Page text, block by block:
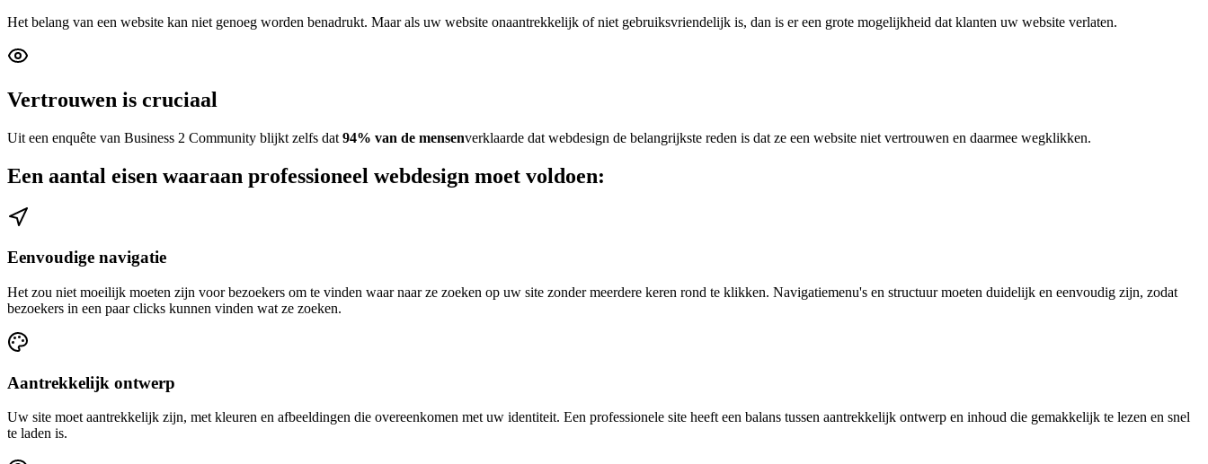
Het belang van een website kan niet genoeg worden benadrukt. Maar als uw website onaantrekkelijk of niet gebruiksvriendelijk is, dan is er een grote mogelijkheid dat klanten uw website verlaten.
Vertrouwen is cruciaal
Uit een enquête van Business 2 Community blijkt zelfs dat 94% van de mensenverklaarde dat webdesign de belangrijkste reden is dat ze een website niet vertrouwen en daarmee wegklikken.
Een aantal eisen waaraan professioneel webdesign moet voldoen:
Eenvoudige navigatie
Het zou niet moeilijk moeten zijn voor bezoekers om te vinden waar naar ze zoeken op uw site zonder meerdere keren rond te klikken. Navigatiemenu's en structuur moeten duidelijk en eenvoudig zijn, zodat
bezoekers in een paar clicks kunnen vinden wat ze zoeken.
Aantrekkelijk ontwerp
Uw site moet aantrekkelijk zijn, met kleuren en afbeeldingen die overeenkomen met uw identiteit. Een professionele site heeft een balans tussen aantrekkelijk ontwerp en inhoud die gemakkelijk te lezen en snel
te laden is.